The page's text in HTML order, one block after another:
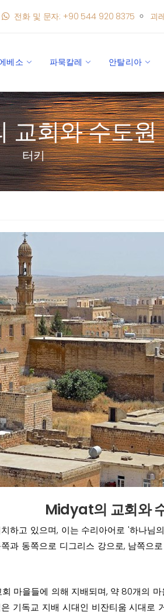
전화 및 문자: +90 544 920 8375 괴
베소 파묵칼레 안탈리아
교회와 수도원
터키
Midyat의 교회와
하고 있으며, 이는 수리아어로 '하나님
과 동쪽으로 디그리스 강으로, 남쪽으
마을들에 의해 지배되며, 약 80개의
기독교 지배 시대인 비잔티움 시대로